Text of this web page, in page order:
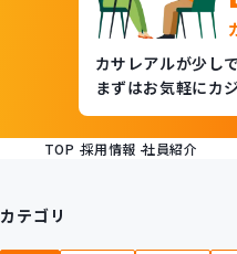
求人一覧
カサレアルが少し
まずはお気軽にカ
TOP 採用情報 社員紹介
カテゴリ